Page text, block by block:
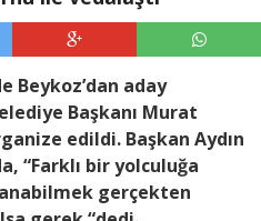
Beykoz’dan aday
Başkanı Murat
edildi. Başkan Aydın
“Farklı bir yolculuğa
gerçekten